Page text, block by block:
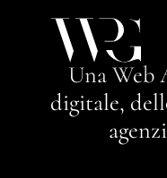
Una Web
digitale,